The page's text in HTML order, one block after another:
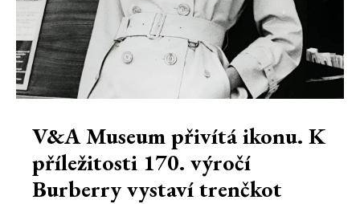
V&A Museum přivítá ikonu. K
příležitosti 170. výročí
Burberry vystaví trenčkot